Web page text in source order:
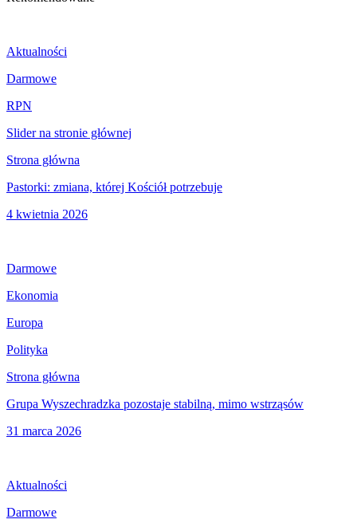
Aktualności
Darmowe
RPN
Slider na stronie głównej
Strona główna
Pastorki: zmiana, której Kościół potrzebuje
4 kwietnia 2026
Darmowe
Ekonomia
Europa
Polityka
Strona główna
Grupa Wyszechradzka pozostaje stabilną, mimo wstrząsów
31 marca 2026
Aktualności
Darmowe